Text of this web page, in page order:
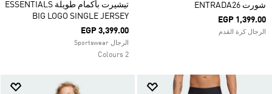
شورت ENTRADA26
EGP 1,399.00
الرجال كرة القدم
تيشيرت بأكمام طويلة ESSENTIALS
BIG LOGO SINGLE JERSEY
EGP 3,399.00
الرجال Sportswear
2 Colours